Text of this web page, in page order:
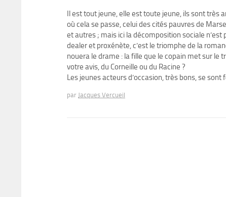
Il est tout jeune, elle est toute jeune, ils sont très
où cela se passe, celui des cités pauvres de
et autres ; mais ici la décomposition sociale
dealer et proxénète, c’est le triomphe de la
nouera le drame : la fille que le copain met sur
votre avis, du Corneille ou du Racine ?
Les jeunes acteurs d’occasion, très bons, se sont
par Jacques Vercueil